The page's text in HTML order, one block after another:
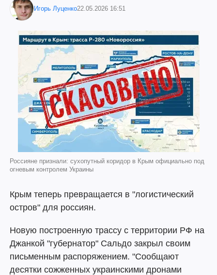
Игорь Луценко22.05.2026 16:51
Россияне признали: сухопутный коридор в Крым официально под
огневым контролем Украины
Крым теперь превращается в "логистический
остров" для россиян.
Новую построенную трассу с территории РФ на
Джанкой "губернатор" Сальдо закрыл своим
письменным распоряжением. "Сообщают
десятки сожженных украинскими дронами